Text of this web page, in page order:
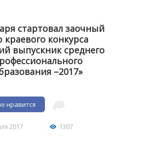
стартовал заочный
краевого конкурса
выпускник среднего
–2017»
нравится
2017 1307